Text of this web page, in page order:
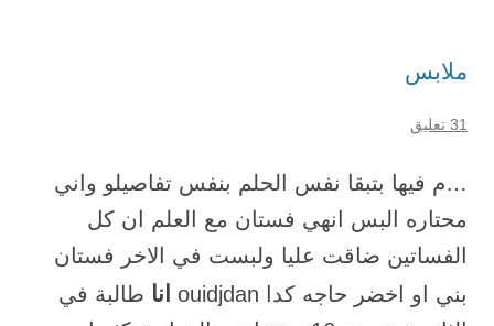
ملابس
31 تعليق
…م فيها بتبقا نفس الحلم بنفس تفاصيلو واني
محتاره البس انهي فستان مع العلم ان كل
الفساتين ضاقت عليا ولبست في الاخر فستان
بني او اخضر حاجه كدا ouidjdan
انا طالبة في